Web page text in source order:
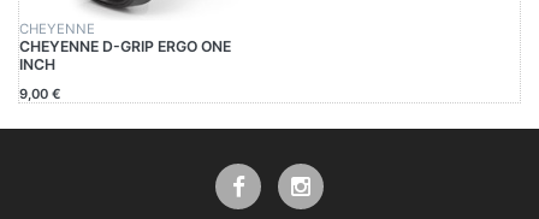
CHEYENNE
CHEYENNE D-GRIP ERGO ONE
INCH
9,00 €